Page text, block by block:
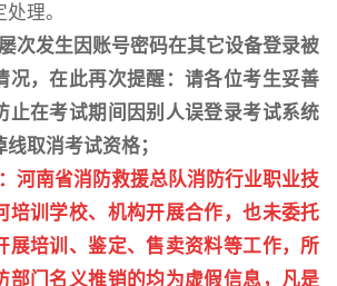
理。
次发生因账号密码在其它设备登录被
况，在此再次提醒：请各位考生妥善
止在考试期间因别人误登录考试系统
取消考试资格；
河南省消防救援总队消防行业职业技
培训学校、机构开展合作，也未委托
展培训、鉴定、售卖资料等工作，所
部门名义推销的均为虚假信息，凡是